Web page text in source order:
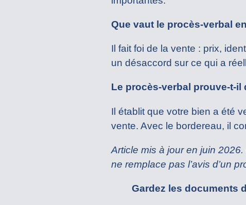
Que vaut le procès-verbal
Il fait foi de la vente : prix,
un désaccord sur ce qui a
Le procès-verbal prouve-t-il
Il établit que votre bien a été
vente. Avec le bordereau, il
Article mis à jour en juin
ne remplace pas l’avis d’un
Gardez les documents